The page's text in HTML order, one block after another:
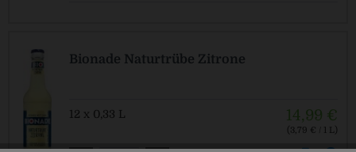
Bionade Naturtrübe Zitrone
12 x 0,33 L 14,99 €
(3,79 € / 1 L)